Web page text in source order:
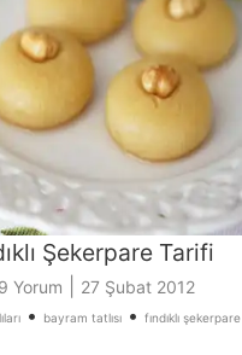
Şekerpare Tarifi
Yorum 27 Şubat 2012
• bayram tatlısı• fındıklı şekerpare